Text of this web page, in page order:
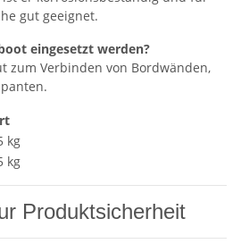
gut geeignet.
eingesetzt werden?
zum Verbinden von Bordwänden,
kg
kg
Produktsicherheit